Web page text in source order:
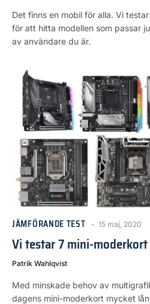
Det finns en mobil för alla. Vi
för att hitta modellen som passar
av användare du är.
JÄMFÖRANDE TEST 15 maj, 2020
Vi testar 7 mini-moderkort
Patrik Wahlqvist
Med minskade behov av
dagens mini-moderkort mycket